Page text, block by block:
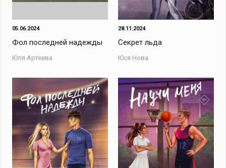
05.06.2024
Фол последней надежды
Юля Артеева
28.11.2024
Секрет льда
Юся Нова